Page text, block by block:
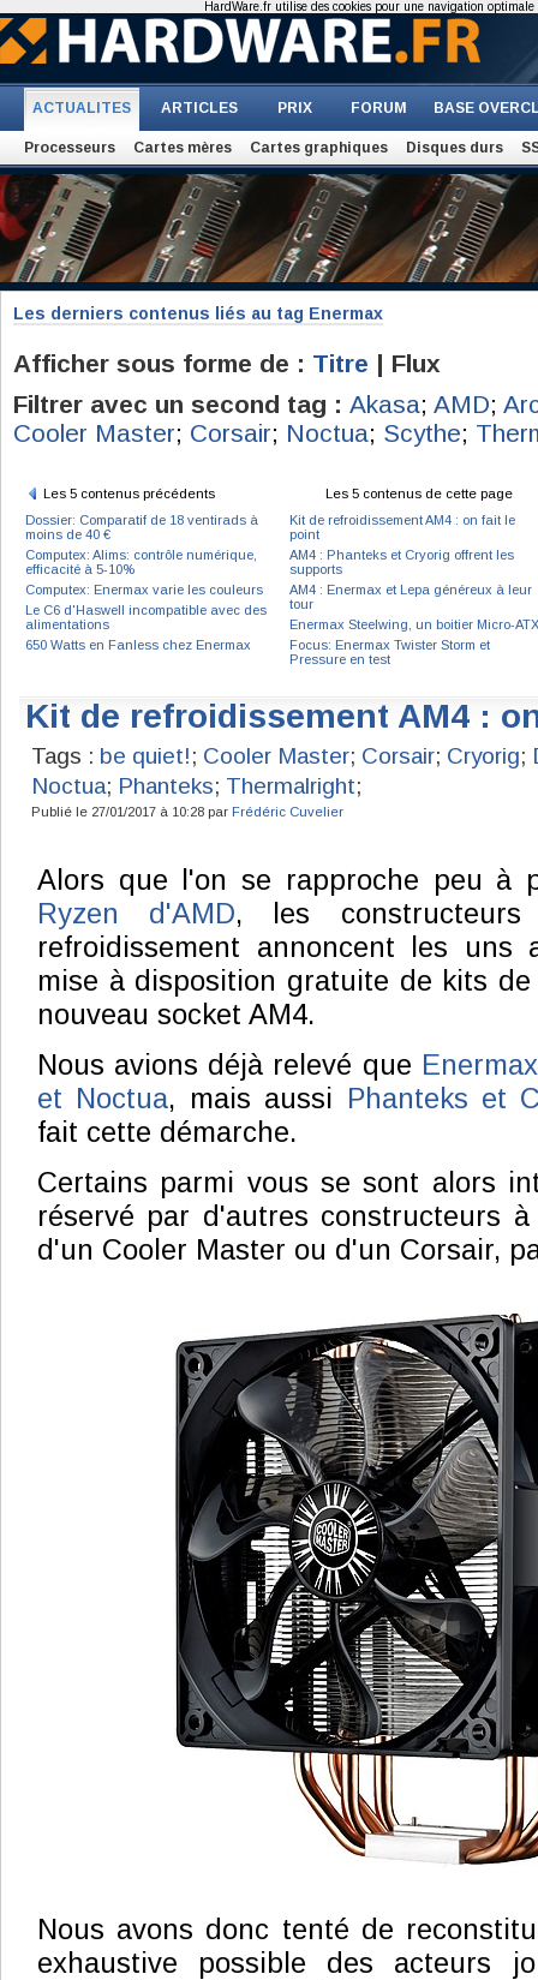
ACTUALITES ARTICLES PRIX FORUM BASE
Processeurs Cartes mères Cartes graphiques Disques durs
Les derniers contenus liés au tag Enermax
Afficher sous forme de : Titre | Flux
Filtrer avec un second tag : Akasa; AMD;
Cooler Master; Corsair; Noctua; Scythe;
Les 5 contenus précédents
Dossier: Comparatif de 18 ventirads à
moins de 40 €
Computex: Alims: contrôle numérique,
efficacité à 5-10%
Computex: Enermax varie les couleurs
Le C6 d'Haswell incompatible avec des
alimentations
650 Watts en Fanless chez Enermax
Les 5 contenus de cette page
Kit de refroidissement AM4 : on fait le
point
AM4 : Phanteks et Cryorig offrent les
supports
AM4 : Enermax et Lepa généreux à leur
tour
Enermax Steelwing, un boitier Micro-ATX
Focus: Enermax Twister Storm et
Pressure en test
Kit de refroidissement AM4 :
Tags : be quiet!; Cooler Master; Corsair; Cryorig;
Noctua; Phanteks; Thermalright;
Publié le 27/01/2017 à 10:28 par Frédéric Cuvelier
Alors que l'on se rapproche peu à
Ryzen d'AMD, les
refroidissement annoncent les uns
mise à disposition gratuite de kits
nouveau socket AM4.
Nous avions déjà relevé que
et Noctua, mais aussi Phanteks et
fait cette démarche.
Certains parmi vous se sont alors
réservé par d'autres constructeurs
d'un Cooler Master ou d'un Corsair,
Nous avons donc tenté de
exhaustive possible des acteurs
HardWare.fr utilise des cookies pour une navigation